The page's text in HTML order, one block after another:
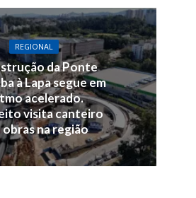
REGIONAL
da Ponte
à Lapa segue em
acelerado.
visita canteiro
obras na região